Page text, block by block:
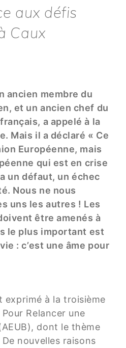
aux défis
Caux
ancien membre du
et un ancien chef du
a appelé à la
Mais il a déclaré « Ce
Européenne, mais
qui est en crise
un défaut, un échec
Nous ne nous
uns les autres ! Les
être amenés à
le plus important est
: c’est une âme pour
exprimé à la troisième
Relancer une
dont le thème
nouvelles raisons